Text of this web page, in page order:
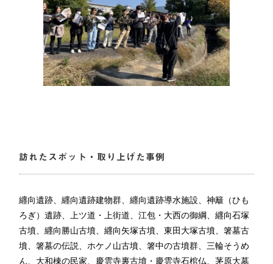
訪れたスポット・取り上げた事例
纒向遺跡、纒向遺跡建物群、纒向遺跡導水施設、神籬（ひも
ろぎ）遺跡、上ツ道・上街道、江包・大西の御綱、纒向石塚
古墳、纒向勝山古墳、纒向矢塚古墳、東田大塚古墳、箸墓古
墳、箸墓の伝説、ホケノ山古墳、箸中の古墳群、三輪そうめ
ん、大和棟の民家、慶雲寺裏古墳・慶雲寺石棺仏、茅原大墓